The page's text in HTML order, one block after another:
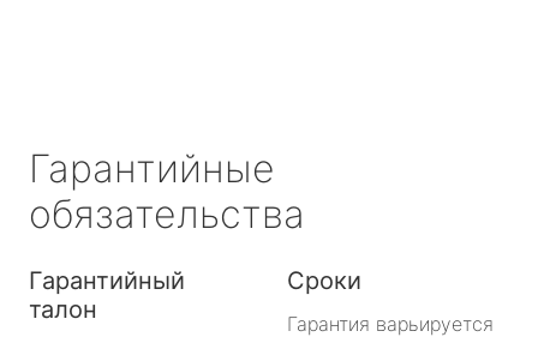
Гарантийные
обязательства
Гарантийный
талон
Сроки
Гарантия варьируется